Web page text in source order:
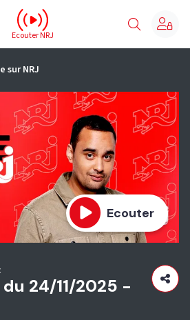
Ecouter NRJ
sur NRJ
Ecouter
24/11/2025 -